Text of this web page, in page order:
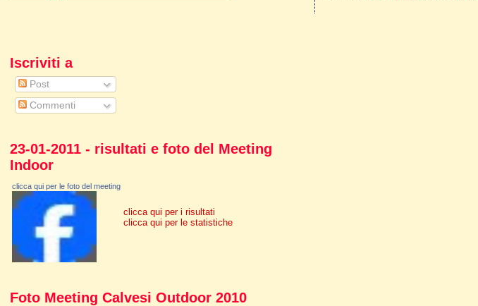
Iscriviti a
Post
Commenti
23-01-2011 - risultati e foto del Meeting
Indoor
clicca qui per le foto del meeting
clicca qui per i risultati
clicca qui per le statistiche
Foto Meeting Calvesi Outdoor 2010